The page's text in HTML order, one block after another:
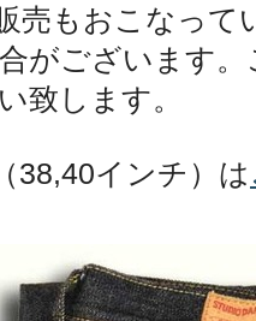
売もおこなって
がございます。
致します。
38,40インチ）は